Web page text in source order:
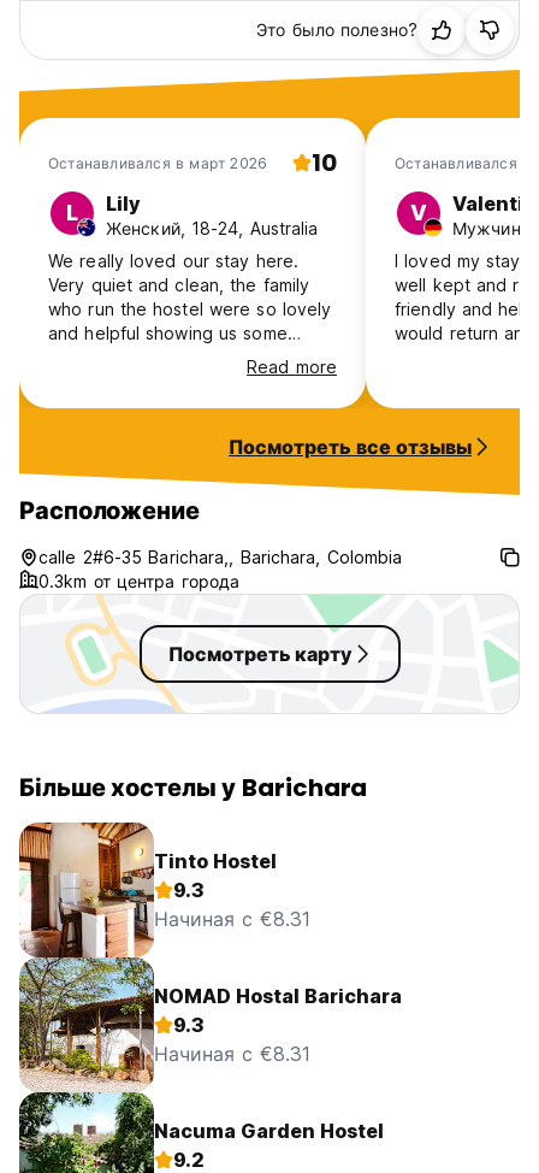
Это было полезно?
Останавливался в март 2026 10
L Lily
Женский, 18-24, Australia
We really loved our stay here.
Very quiet and clean, the family
who run the hostel were so lovely
and helpful showing us some
great things to do in townRead more
Останавливался в
V Valentin
Мужчина,
I loved my stay
well kept and
friendly and
would return any
Посмотреть все отзывы
Расположение
calle 2#6-35 Barichara,, Barichara, Colombia
0.3km от центра города
Посмотреть карту
Більше хостелы у Barichara
Tinto Hostel
9.3
Начиная с €8.31
NOMAD Hostal Barichara
9.3
Начиная с €8.31
Nacuma Garden Hostel
9.2